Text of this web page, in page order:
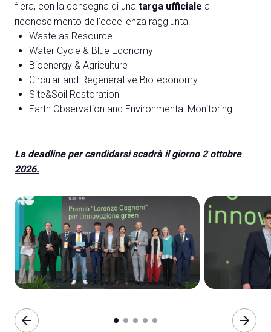
EVENTI & CORSI
event
A cura di: ITEN
fiera, con la consegna di una targa ufficiale a
riconoscimento dell’eccellenza raggiunta:
Waste as Resource
Water Cycle & Blue Economy
Bioenergy & Agriculture
Circular and Regenerative Bio-economy
Site&Soil Restoration
Earth Observation and Environmental Monitoring
La deadline per candidarsi scadrà il giorno 2 ottobre
2026.
arrow_back arrow_forward